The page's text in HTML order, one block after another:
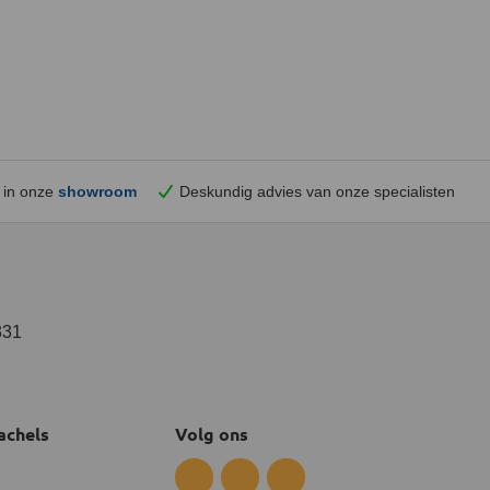
in onze showroom Deskundig advies van onze specialisten
Volg ons